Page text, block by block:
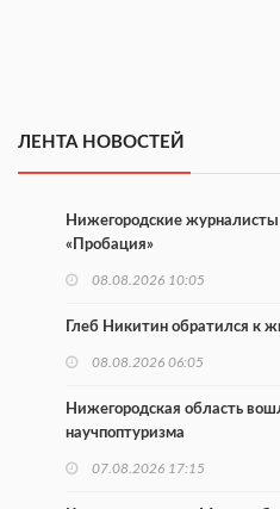
ЛЕНТА НОВОСТЕЙ
Нижегородские журналисты
«Пробация»
08.08.2026 10:05
Глеб Никитин обратился к
08.08.2026 06:05
Нижегородская область
научпоптуризма
07.08.2026 17:15